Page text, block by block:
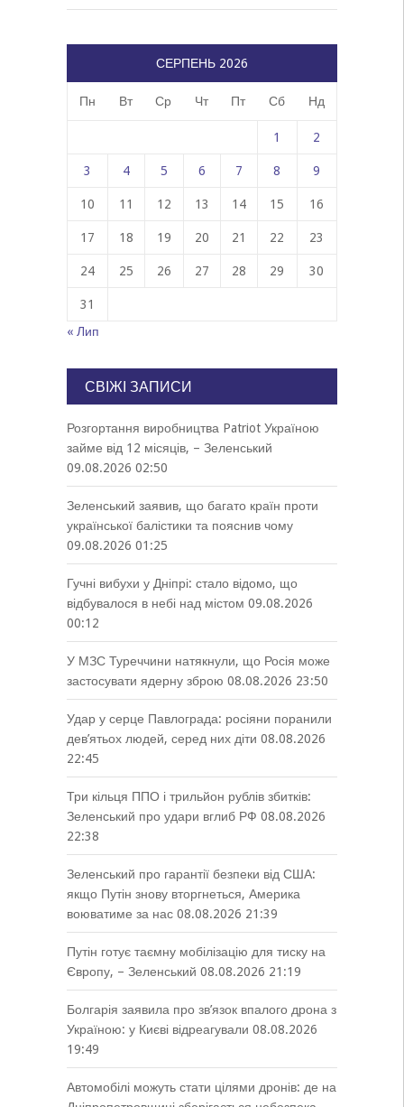
СЕРПЕНЬ 2026
Пн Вт Ср Чт Пт Сб Нд
1 2
3 4 5 6 7 8 9
10 11 12 13 14 15 16
17 18 19 20 21 22 23
24 25 26 27 28 29 30
31
« Лип
СВІЖІ ЗАПИСИ
Розгортання виробництва Patriot Україною
займе від 12 місяців, – Зеленський
09.08.2026 02:50
Зеленський заявив, що багато країн проти
української балістики та пояснив чому
09.08.2026 01:25
Гучні вибухи у Дніпрі: стало відомо, що
відбувалося в небі над містом 09.08.2026
00:12
У МЗС Туреччини натякнули, що Росія може
застосувати ядерну зброю 08.08.2026 23:50
Удар у серце Павлограда: росіяни поранили
дев’ятьох людей, серед них діти 08.08.2026
22:45
Три кільця ППО і трильйон рублів збитків:
Зеленський про удари вглиб РФ 08.08.2026
22:38
Зеленський про гарантії безпеки від США:
якщо Путін знову вторгнеться, Америка
воюватиме за нас 08.08.2026 21:39
Путін готує таємну мобілізацію для тиску на
Європу, – Зеленський 08.08.2026 21:19
Болгарія заявила про зв’язок впалого дрона з
Україною: у Києві відреагували 08.08.2026
19:49
Автомобілі можуть стати цілями дронів: де на